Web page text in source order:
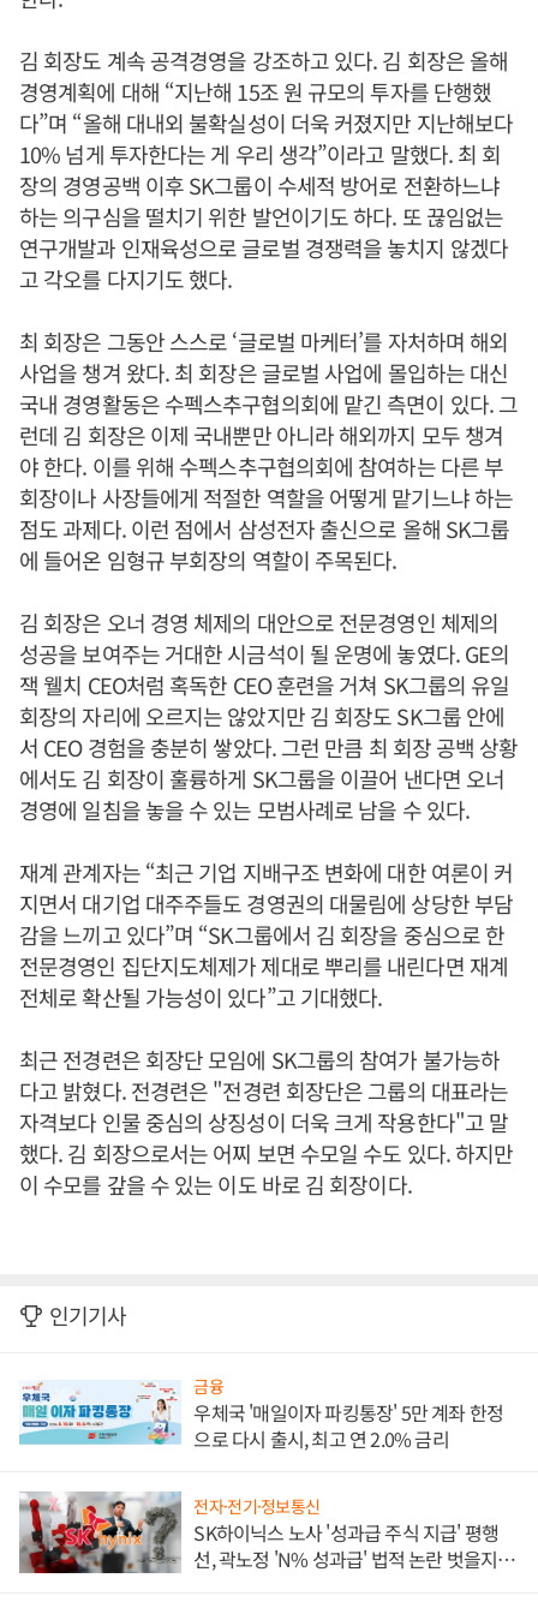
김 회장도 계속 공격경영을 강조하고 있다. 김 회장은 올해
경영계획에 대해 “지난해 15조 원 규모의 투자를 단행했
다”며 “올해 대내외 불확실성이 더욱 커졌지만 지난해보다
10% 넘게 투자한다는 게 우리 생각”이라고 말했다. 최 회
장의 경영공백 이후 SK그룹이 수세적 방어로 전환하느냐
하는 의구심을 떨치기 위한 발언이기도 하다. 또 끊임없는
연구개발과 인재육성으로 글로벌 경쟁력을 놓치지 않겠다
고 각오를 다지기도 했다.
최 회장은 그동안 스스로 ‘글로벌 마케터’를 자처하며 해외
사업을 챙겨 왔다. 최 회장은 글로벌 사업에 몰입하는 대신
국내 경영활동은 수펙스추구협의회에 맡긴 측면이 있다. 그
런데 김 회장은 이제 국내뿐만 아니라 해외까지 모두 챙겨
야 한다. 이를 위해 수펙스추구협의회에 참여하는 다른 부
회장이나 사장들에게 적절한 역할을 어떻게 맡기느냐 하는
점도 과제다. 이런 점에서 삼성전자 출신으로 올해 SK그룹
에 들어온 임형규 부회장의 역할이 주목된다.
김 회장은 오너 경영 체제의 대안으로 전문경영인 체제의
성공을 보여주는 거대한 시금석이 될 운명에 놓였다. GE의
잭 웰치 CEO처럼 혹독한 CEO 훈련을 거쳐 SK그룹의 유일
회장의 자리에 오르지는 않았지만 김 회장도 SK그룹 안에
서 CEO 경험을 충분히 쌓았다. 그런 만큼 최 회장 공백 상황
에서도 김 회장이 훌륭하게 SK그룹을 이끌어 낸다면 오너
경영에 일침을 놓을 수 있는 모범사례로 남을 수 있다.
재계 관계자는 “최근 기업 지배구조 변화에 대한 여론이 커
지면서 대기업 대주주들도 경영권의 대물림에 상당한 부담
감을 느끼고 있다”며 “SK그룹에서 김 회장을 중심으로 한
전문경영인 집단지도체제가 제대로 뿌리를 내린다면 재계
전체로 확산될 가능성이 있다”고 기대했다.
최근 전경련은 회장단 모임에 SK그룹의 참여가 불가능하
다고 밝혔다. 전경련은 "전경련 회장단은 그룹의 대표라는
자격보다 인물 중심의 상징성이 더욱 크게 작용한다"고 말
했다. 김 회장으로서는 어찌 보면 수모일 수도 있다. 하지만
이 수모를 갚을 수 있는 이도 바로 김 회장이다.
인기기사
금융
우체국 '매일이자 파킹통장' 5만 계좌 한정
으로 다시 출시, 최고 연 2.0% 금리
전자·전기·정보통신
SK하이닉스 노사 '성과급 주식 지급' 평행
선, 곽노정 'N% 성과급' 법적 논란 벗을지 주